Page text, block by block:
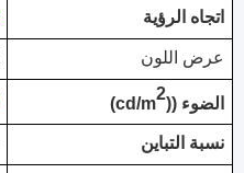
اتجاه الرؤية
عرض اللون
الضوء ((cd/m
2
)
نسبة التباين